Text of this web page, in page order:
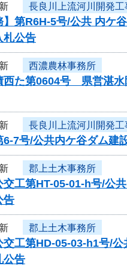
長良川上流河川開発工
】第R6H-5号/公共 内ケ
札公告
西濃農林事務所
西た第0604号 県営湛
長良川上流河川開発工
6-7号/公共内ケ谷ダム
郡上土木事務所
交工第HT-05-01-h号/
告
郡上土木事務所
交工第HD-05-03-h1号/
公告